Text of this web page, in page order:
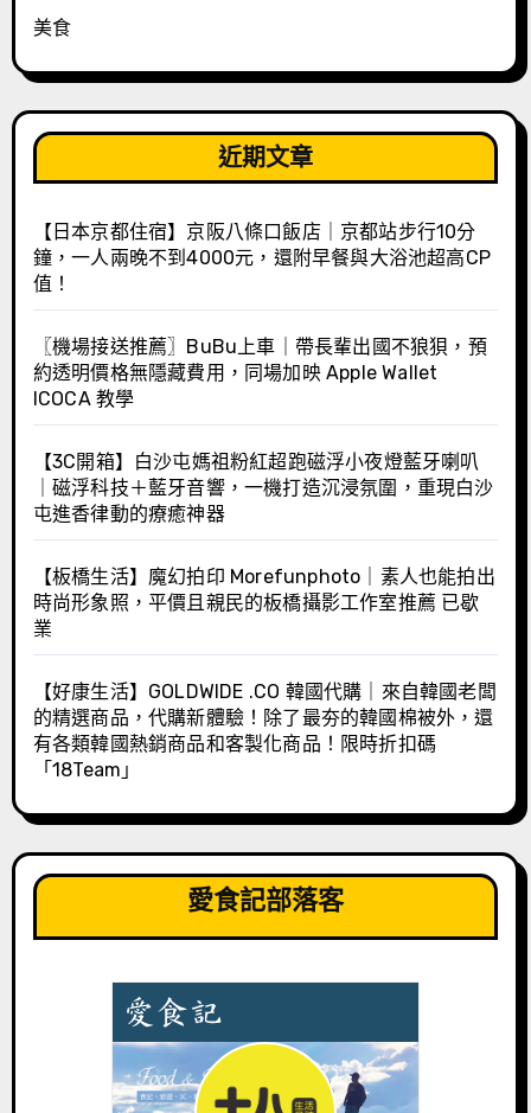
美食
近期文章
【日本京都住宿】京阪八條口飯店｜京都站步行10分
鐘，一人兩晚不到4000元，還附早餐與大浴池超高CP
值！
〖機場接送推薦〗BuBu上車｜帶長輩出國不狼狽，預
約透明價格無隱藏費用，同場加映 Apple Wallet
ICOCA 教學
【3C開箱】白沙屯媽祖粉紅超跑磁浮小夜燈藍牙喇叭
｜磁浮科技＋藍牙音響，一機打造沉浸氛圍，重現白沙
屯進香律動的療癒神器
【板橋生活】魔幻拍印 Morefunphoto｜素人也能拍出
時尚形象照，平價且親民的板橋攝影工作室推薦 已歇
業
【好康生活】GOLDWIDE .CO 韓國代購｜來自韓國老闆
的精選商品，代購新體驗！除了最夯的韓國棉被外，還
有各類韓國熱銷商品和客製化商品！限時折扣碼
「18Team」
愛食記部落客